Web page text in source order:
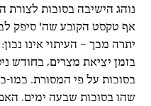
נוהג הישיבה בסוכות לצורת
אף טקסט הקובע שה' סיפק
יתרה מכך – העיתוי אינו
בזמן יציאת מצרים, בחודש
בסוכות על פי המסורת. כמו-
שהו בסוכות שבעה ימים.